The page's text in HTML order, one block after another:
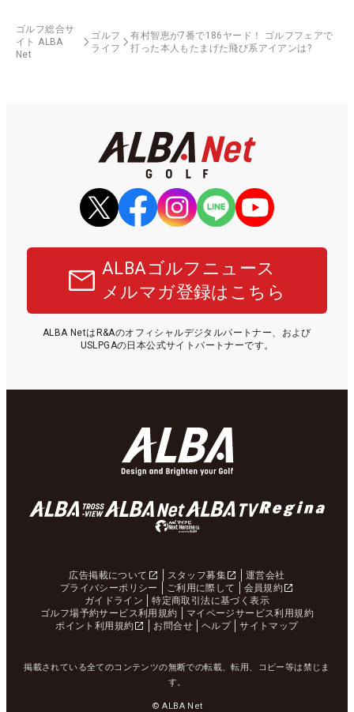
ゴルフ総合サ
イト ALBA
Net
ゴルフ
ライフ
有村智恵が7番で186ヤード！ ゴルフフェアで
打った本人もたまげた飛び系アイアンは?
ALBAゴルフニュース
メルマガ登録はこちら
ALBA NetはR&Aのオフィシャルデジタルパートナー、および
USLPGAの日本公式サイトパートナーです。
広告掲載について スタッフ募集
運営会社
プライバシーポリシー
ご利用に際して
会員規約
ガイドライン
特定商取引法に基づく表示
ゴルフ場予約サービス利用規約
マイページサービス利用規約
ポイント利用規約
お問合せ ヘルプ サイトマップ
掲載されている全てのコンテンツの無断での転載、転用、コピー等は禁じま
す。
© ALBA Net